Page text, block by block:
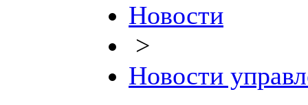
Новости
>
Новости